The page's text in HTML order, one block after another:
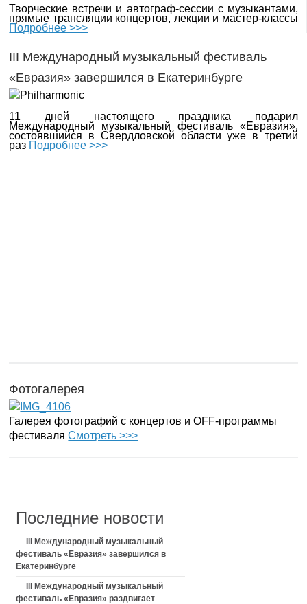
Творческие встречи и автограф-сессии с музыкантами,
прямые трансляции концертов, лекции и мастер-классы
Подробнее >>>
III Международный музыкальный фестиваль
«Евразия» завершился в Екатеринбурге
11 дней настоящего праздника подарил
Международный музыкальный фестиваль «Евразия»,
состоявшийся в Свердловской области уже в третий
раз Подробнее >>>
Фотогалерея
Галерея фотографий с концертов и OFF-программы
фестиваляСмотреть >>>
Последние новости
III Международный музыкальный
фестиваль «Евразия» завершился в
Екатеринбурге
III Международный музыкальный
фестиваль «Евразия» раздвигает